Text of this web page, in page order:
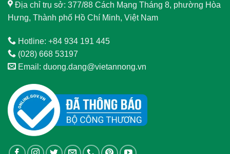
Địa chỉ trụ sở: 377/88 Cách Mạng Tháng 8, phường Hòa
Hưng, Thành phố Hồ Chí Minh, Việt Nam
Hotline: +84 934 191 445
(028) 668 53197
Email: duong.dang@vietannong.vn